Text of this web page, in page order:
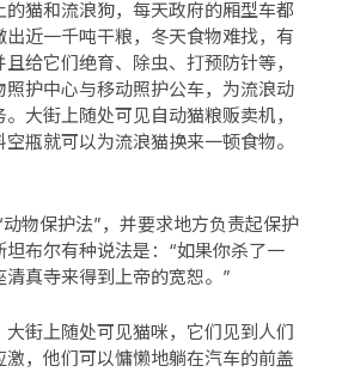
的猫和流浪狗，每天政府的厢型车都
出近一千吨干粮，冬天食物难找，有
给它们绝育、除虫、打预防针等，
护中心与移动照护公车，为流浪动
大街上随处可见自动猫粮贩卖机，
瓶就可以为流浪猫换来一顿食物。
物保护法”，并要求地方负责起保护
布尔有种说法是：“如果你杀了一
真寺来得到上帝的宽恕。”
街上随处可见猫咪，它们见到人们
激，他们可以慵懒地躺在汽车的前盖